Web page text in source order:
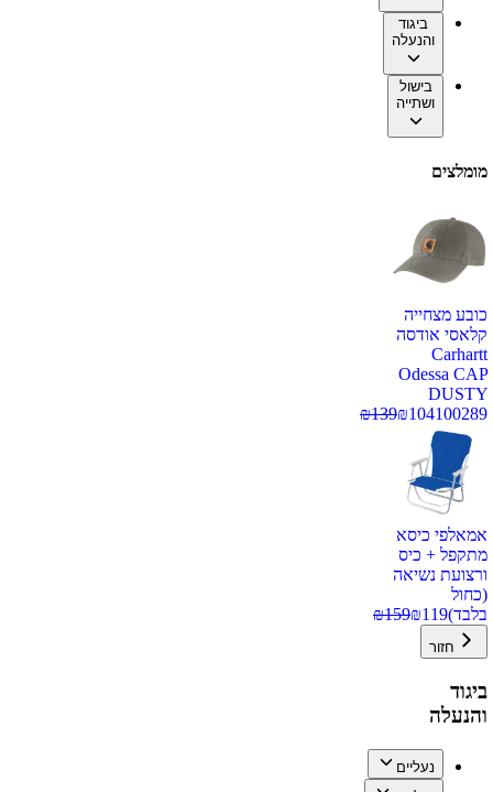
ביגוד
והנעלה
בישול
ושתייה
מומלצים
כובע מצחייה
קלאסי אודסה
Carhartt
Odessa CAP
DUSTY
100289
₪104
₪139
אמאלפי כיסא
מתקפל + כיס
ורצועת נשיאה
(כחול
בלבד)
₪119
₪159
חזור
ביגוד
והנעלה
נעליים